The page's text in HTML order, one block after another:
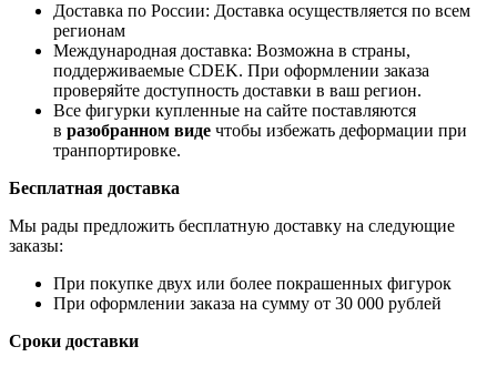
Доставка по России: Доставка осуществляется по всем
регионам
Международная доставка: Возможна в страны,
поддерживаемые CDEK. При оформлении заказа
проверяйте доступность доставки в ваш регион.
Все фигурки купленные на сайте поставляются
в разобранном виде чтобы избежать деформации при
транпортировке.
Бесплатная доставка
Мы рады предложить бесплатную доставку на следующие
заказы:
При покупке двух или более покрашенных фигурок
При оформлении заказа на сумму от 30 000 рублей
Сроки доставки